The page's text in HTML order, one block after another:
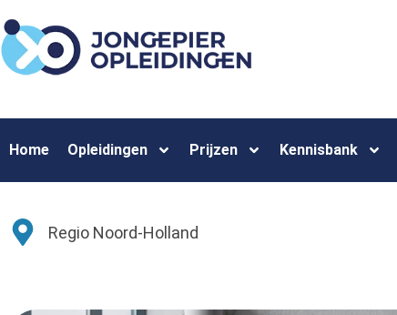
Home Opleidingen Prijzen Kennisbank
Regio Noord-Holland